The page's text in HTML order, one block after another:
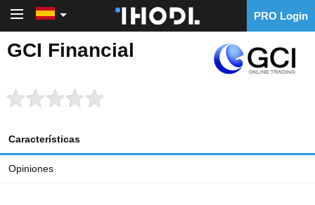
PRO Login
GCI Financial
Características
Opiniones